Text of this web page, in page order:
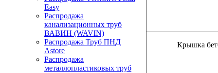
Easy
Распродажа
канализационных труб
ВАВИН (WAVIN)
Распродажа Труб ПНД
Astore
Распродажа
металлопластиковых труб
Крышка